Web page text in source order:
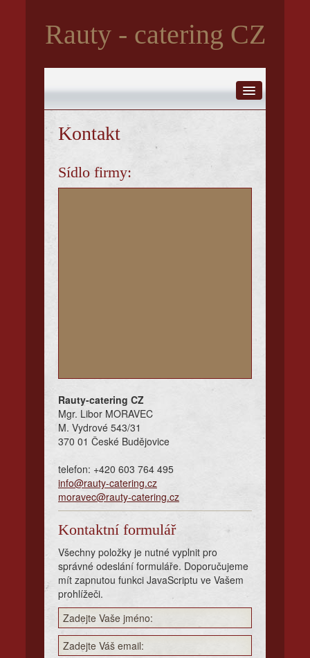
Rauty - catering CZ
Hlavní strana
Nabídka
Kontakt
Kontakt
Sídlo firmy:
Rauty-catering CZ
Mgr. Libor MORAVEC
M. Vydrové 543/31
370 01 České Budějovice
telefon: +420 603 764 495
info@rauty-catering.cz
moravec@rauty-catering.cz
Kontaktní formulář
Všechny položky je nutné vyplnit pro
správné odeslání formuláře. Doporučujeme
mít zapnutou funkci JavaScriptu ve Vašem
prohlížeči.